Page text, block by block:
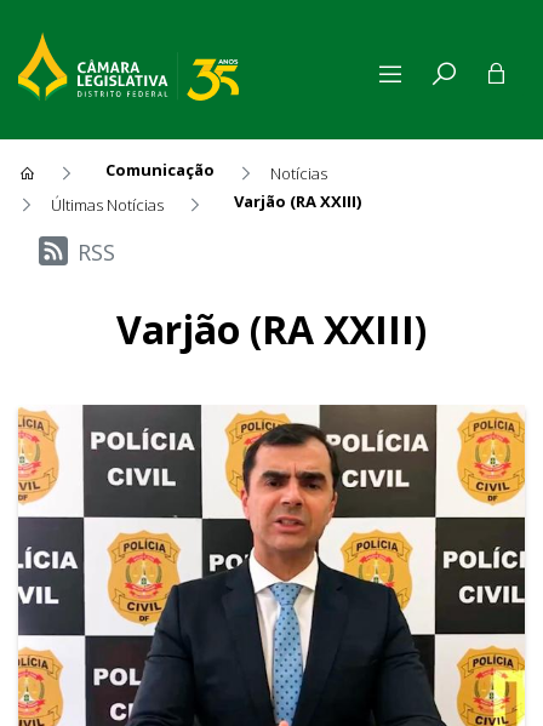
Comunicação
Notícias
Últimas Notícias
Varjão (RA XXIII)
Últimas Notícias
RSS
Varjão (RA XXIII)